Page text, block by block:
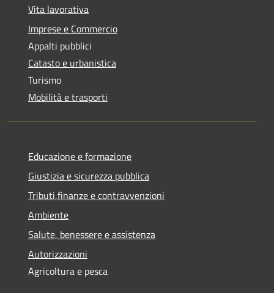
Vita lavorativa
Imprese e Commercio
Appalti pubblici
Catasto e urbanistica
Turismo
Mobilità e trasporti
Educazione e formazione
Giustizia e sicurezza pubblica
Tributi,finanze e contravvenzioni
Ambiente
Salute, benessere e assistenza
Autorizzazioni
Agricoltura e pesca